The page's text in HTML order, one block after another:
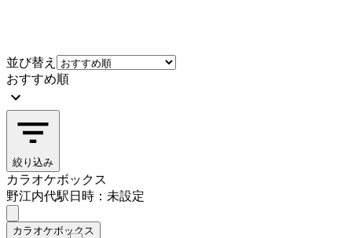
並び替え
おすすめ順
絞り込み
カラオケボックス
野江内代駅日時：未設定
カラオケボックス